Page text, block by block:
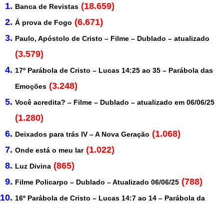
Banca de Revistas (18.659)
Á prova de Fogo (6.671)
Paulo, Apóstolo de Cristo – Filme – Dublado – atualizado
(3.579)
17º Parábola de Cristo – Lucas 14:25 ao 35 – Parábola das
Emoções (3.248)
Você acredita? – Filme – Dublado – atualizado em 06/06/25
(1.280)
Deixados para trás IV – A Nova Geração (1.068)
Onde está o meu lar (1.022)
Luz Divina (865)
Filme Policarpo – Dublado – Atualizado 06/06/25 (788)
16º Parábola de Cristo – Lucas 14:7 ao 14 – Parábola da